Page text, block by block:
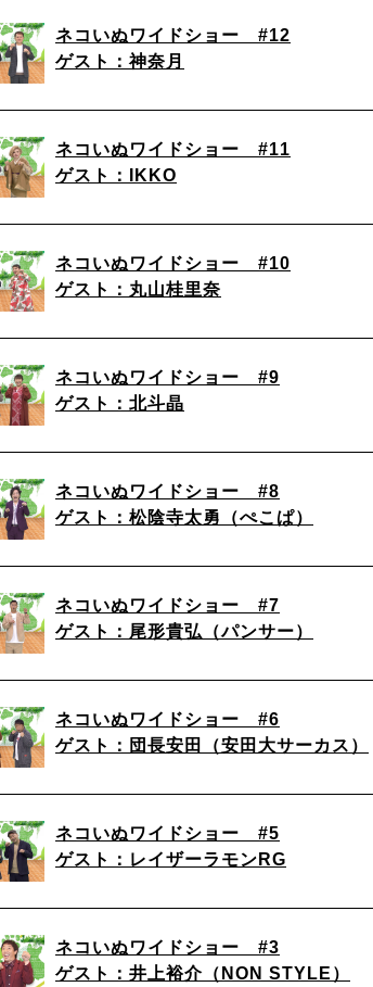
ネコいぬワイドショー #12
ゲスト：神奈月
ネコいぬワイドショー #11
ゲスト：IKKO
ネコいぬワイドショー #10
ゲスト：丸山桂里奈
ネコいぬワイドショー #9
ゲスト：北斗晶
ネコいぬワイドショー #8
ゲスト：松陰寺太勇（ぺこぱ）
ネコいぬワイドショー #7
ゲスト：尾形貴弘（パンサー）
ネコいぬワイドショー #6
ゲスト：団長安田（安田大サーカス）
ネコいぬワイドショー #5
ゲスト：レイザーラモンRG
ネコいぬワイドショー #3
ゲスト：井上裕介（NON STYLE）